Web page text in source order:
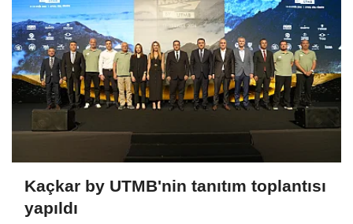
Kaçkar by UTMB'nin tanıtım toplantısı
yapıldı